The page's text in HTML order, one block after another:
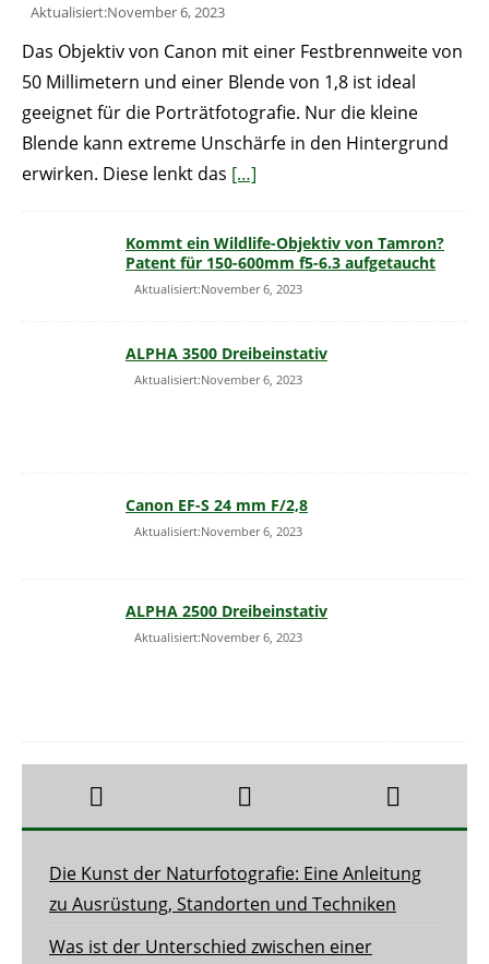
Aktualisiert:November 6, 2023
Das Objektiv von Canon mit einer Festbrennweite von
50 Millimetern und einer Blende von 1,8 ist ideal
geeignet für die Porträtfotografie. Nur die kleine
Blende kann extreme Unschärfe in den Hintergrund
erwirken. Diese lenkt das […]
Kommt ein Wildlife-Objektiv von Tamron?
Patent für 150-600mm f5-6.3 aufgetaucht
Aktualisiert:November 6, 2023
ALPHA 3500 Dreibeinstativ
Aktualisiert:November 6, 2023
Canon EF-S 24 mm F/2,8
Aktualisiert:November 6, 2023
ALPHA 2500 Dreibeinstativ
Aktualisiert:November 6, 2023
Die Kunst der Naturfotografie: Eine Anleitung
zu Ausrüstung, Standorten und Techniken
Was ist der Unterschied zwischen einer